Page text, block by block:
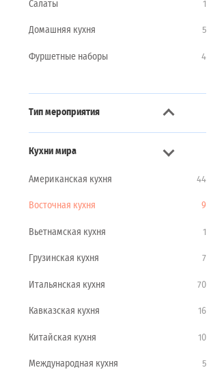
Салаты 1
Домашняя кухня 5
Фуршетные наборы 4
Тип мероприятия
Кухни мира
Американская кухня 44
Восточная кухня 9
Вьетнамская кухня 1
Грузинская кухня 7
Итальянская кухня 70
Кавказская кухня 16
Китайская кухня 10
Международная кухня 5